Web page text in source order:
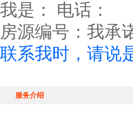
我是：
电话：
房源编号： 我承
联系我时，请说
服务介绍